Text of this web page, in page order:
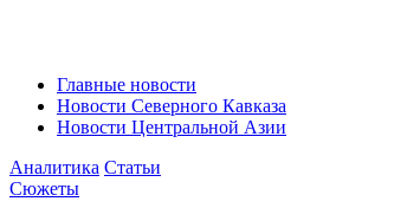
Главные новости
Новости Северного Кавказа
Новости Центральной Азии
Аналитика Статьи
Сюжеты